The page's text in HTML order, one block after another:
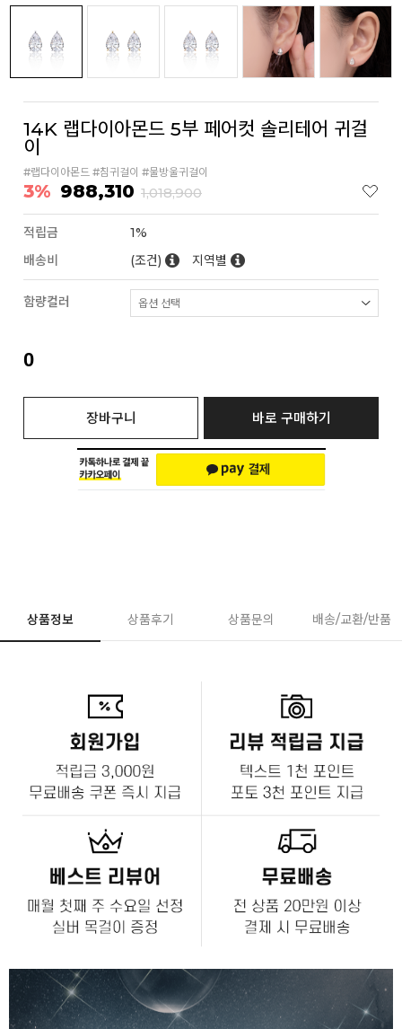
14K 랩다이아몬드 5부 페어컷 솔리테어 귀걸
이
#랩다이아몬드 #침귀걸이 #물방울귀걸이
3% 988,310 1,018,900
적립금
1%
배송비
(조건) 지역별
함량컬러
0
장바구니 바로 구매하기
상품정보 상품후기 상품문의 배송/교환/반품